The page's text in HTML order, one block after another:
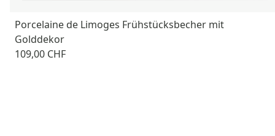
Porcelaine de Limoges Frühstücksbecher mit
Golddekor
109,00 CHF